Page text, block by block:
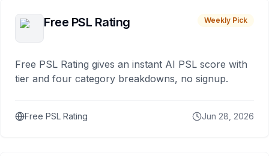
Free PSL Rating Weekly Pick
Free PSL Rating gives an instant AI PSL score with
tier and four category breakdowns, no signup.
Free PSL Rating Jun 28, 2026